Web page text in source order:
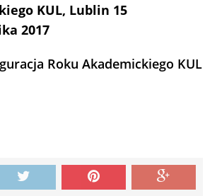
KUL, Lublin 15
2017
Roku Akademickiego KUL